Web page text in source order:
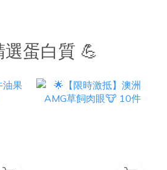
選蛋白質 💪